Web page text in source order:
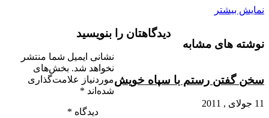
نمایش بیشتر
نوشته های مشابه
سخن گفتن رستم با سپاه خویش
11 جولای , 2011
دیدگاهتان را بنویسید
نشانی ایمیل شما منتشر
نخواهد شد. بخش‌های
موردنیاز علامت‌گذاری
شده‌اند *
دیدگاه *